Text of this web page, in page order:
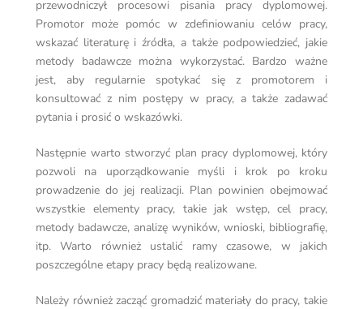
przewodniczył procesowi pisania pracy dyplomowej.
Promotor może pomóc w zdefiniowaniu celów pracy,
wskazać literaturę i źródła, a także podpowiedzieć, jakie
metody badawcze można wykorzystać. Bardzo ważne
jest, aby regularnie spotykać się z promotorem i
konsultować z nim postępy w pracy, a także zadawać
pytania i prosić o wskazówki.
Następnie warto stworzyć plan pracy dyplomowej, który
pozwoli na uporządkowanie myśli i krok po kroku
prowadzenie do jej realizacji. Plan powinien obejmować
wszystkie elementy pracy, takie jak wstęp, cel pracy,
metody badawcze, analizę wyników, wnioski, bibliografię,
itp. Warto również ustalić ramy czasowe, w jakich
poszczególne etapy pracy będą realizowane.
Należy również zacząć gromadzić materiały do pracy, takie